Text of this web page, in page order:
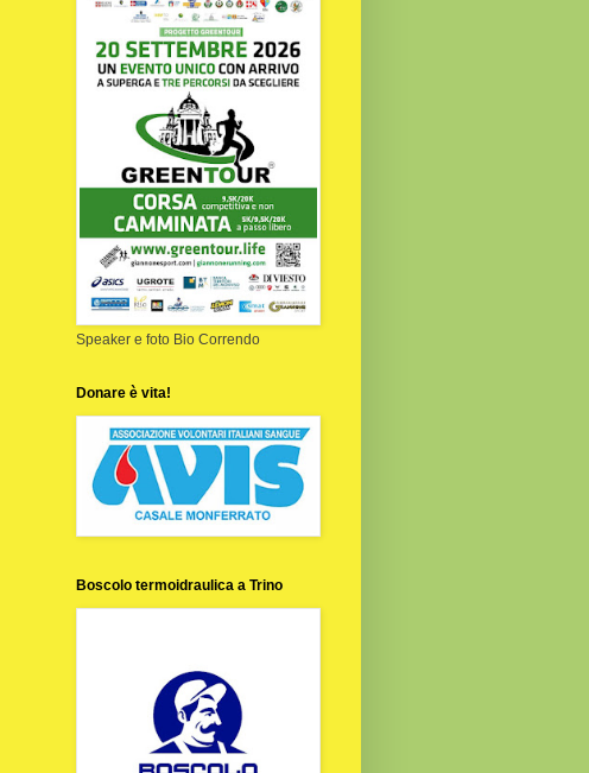
Speaker e foto Bio Correndo
Donare è vita!
Boscolo termoidraulica a Trino